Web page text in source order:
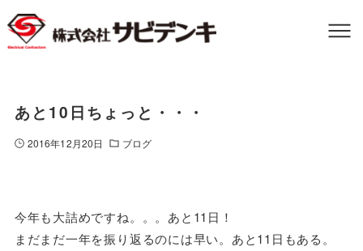
あと10日ちょっと・・・
2016年12月20日 ブログ
今年も大詰めですね。。。あと11日！
まだまだ一年を振り返るのには早い。あと11日もある。